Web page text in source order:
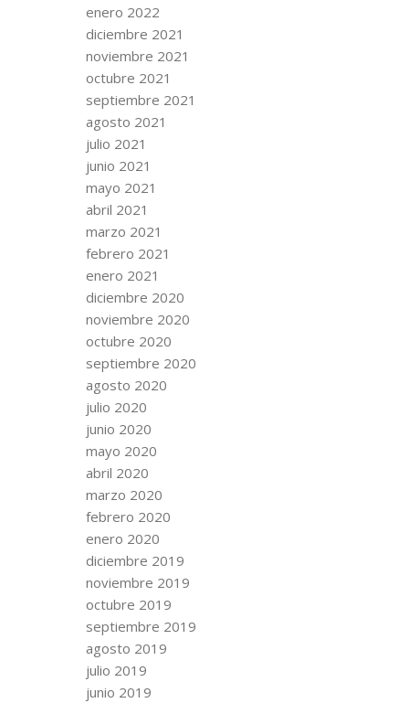
enero 2022
diciembre 2021
noviembre 2021
octubre 2021
septiembre 2021
agosto 2021
julio 2021
junio 2021
mayo 2021
abril 2021
marzo 2021
febrero 2021
enero 2021
diciembre 2020
noviembre 2020
octubre 2020
septiembre 2020
agosto 2020
julio 2020
junio 2020
mayo 2020
abril 2020
marzo 2020
febrero 2020
enero 2020
diciembre 2019
noviembre 2019
octubre 2019
septiembre 2019
agosto 2019
julio 2019
junio 2019